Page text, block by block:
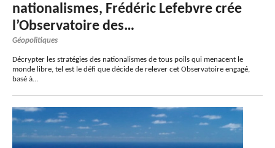
nationalismes, Frédéric Lefebvre crée
l’Observatoire des…
Géopolitiques
Décrypter les stratégies des nationalismes de tous poils qui menacent le
monde libre, tel est le défi que décide de relever cet Observatoire engagé,
basé à…